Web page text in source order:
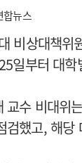
합뉴스
비상대책위
일부터 대
교수 비대위
검했고, 해당